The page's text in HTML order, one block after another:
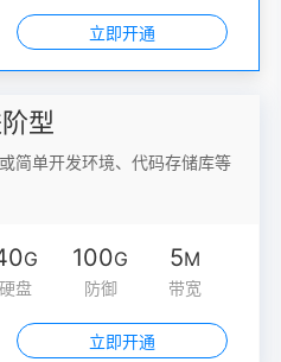
立即开通
型
简单开发环境、代码存储库等
G
硬盘
100G
防御
5M
带宽
立即开通